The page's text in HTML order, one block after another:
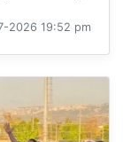
2026 19:52 pm